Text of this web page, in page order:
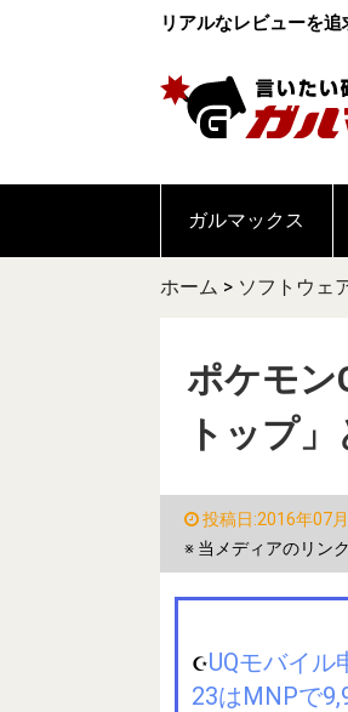
リアルなレビューを
ガルマックス
ホーム > ソフトウェ
ポケモン
トップ
投稿日:2016年07
※ 当メディアのリン
☪️UQモバイル
23はMNPで